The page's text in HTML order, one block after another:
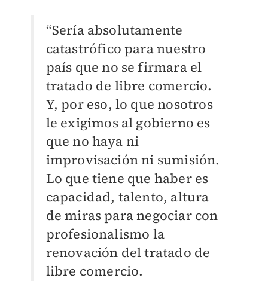
“Sería absolutamente
catastrófico para nuestro
país que no se firmara el
tratado de libre comercio.
Y, por eso, lo que nosotros
le exigimos al gobierno es
que no haya ni
improvisación ni sumisión.
Lo que tiene que haber es
capacidad, talento, altura
de miras para negociar con
profesionalismo la
renovación del tratado de
libre comercio.